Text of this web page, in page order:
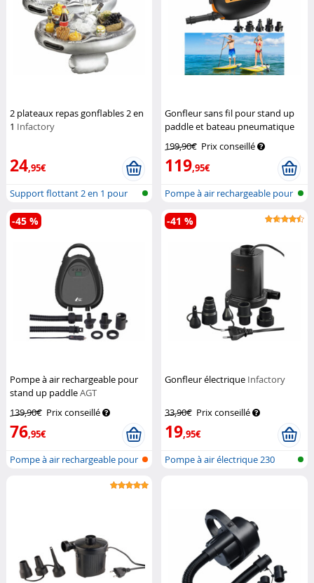
2 plateaux repas gonflables 2 en
1 Infactory
24,95€
Support flottant 2 en 1 pour
boisso...
Gonfleur sans fil pour stand up
paddle et bateau pneumatique
199,90€ Prix conseillé
119,95€
Pompe à air rechargeable pour
planc...
Pompe à air rechargeable pour
stand up paddleAGT
139,90€ Prix conseillé
76,95€
-45 %
Pompe à air rechargeable pour
Gonfleur électrique Infactory
33,90€ Prix conseillé
19,95€
-41 %
Pompe à air électrique 230